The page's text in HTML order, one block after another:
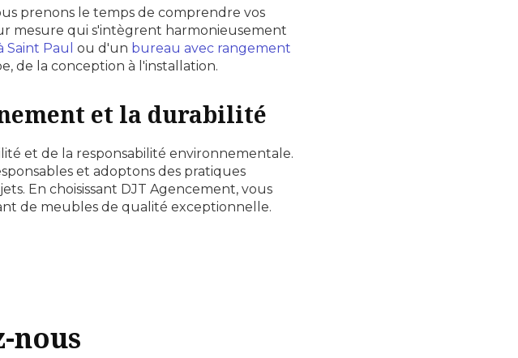
prenons le temps de comprendre vos
mesure qui s'intègrent harmonieusement
Saint Paul ou d'un bureau avec rangement
de la conception à l'installation.
et la durabilité
et de la responsabilité environnementale.
et adoptons des pratiques
En choisissant DJT Agencement, vous
de meubles de qualité exceptionnelle.
nous